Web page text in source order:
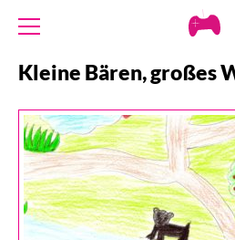
Creative
ÜBER UNS
AKTUELLES
TERMINE
ANGEBOTE
PROJEKTE
PRESSE
Kleine Bären, großes